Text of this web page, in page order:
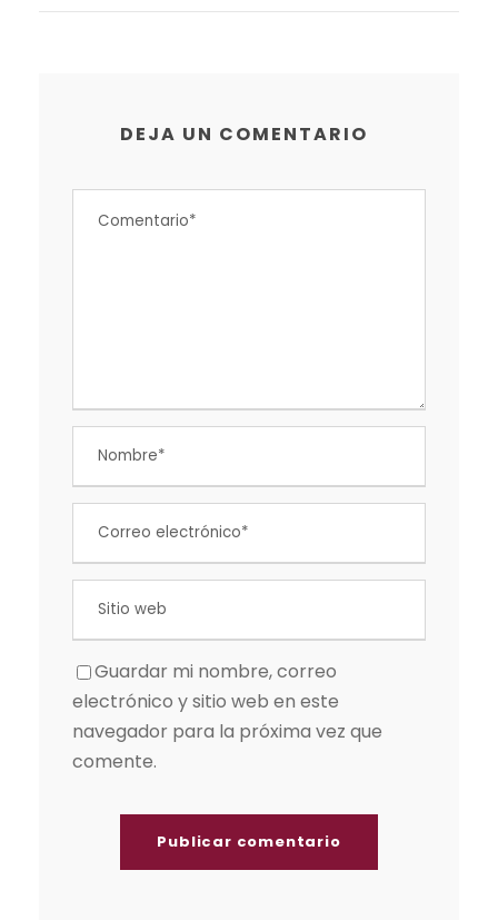
DEJA UN COMENTARIO
Guardar mi nombre, correo
electrónico y sitio web en este
navegador para la próxima vez que
comente.